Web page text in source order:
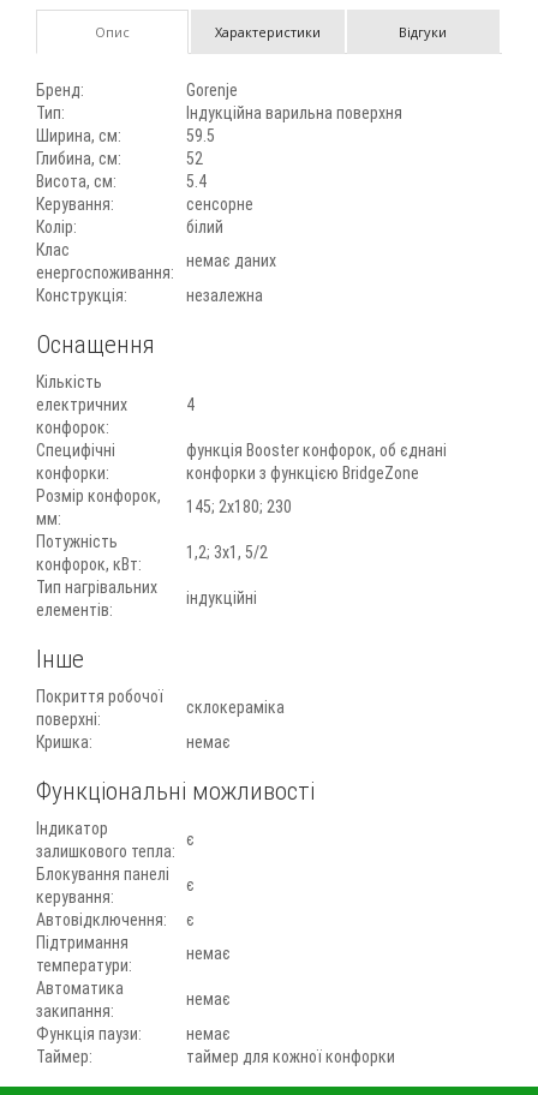
Опис Характеристики Відгуки
Бренд:
Gorenje
Тип:
Індукційна варильна поверхня
Ширина, см:
59.5
Глибина, см:
52
Висота, см:
5.4
Керування:
сенсорне
Колір:
білий
Клас
енергоспоживання:
немає даних
Конструкція:
незалежна
Оснащення
Кількість
електричних
конфорок:
4
Специфічні
конфорки:
функція Booster конфорок, об єднані
конфорки з функцією BridgeZone
Розмір конфорок,
мм:
145; 2х180; 230
Потужність
конфорок, кВт:
1,2; 3х1, 5/2
Тип нагрівальних
елементів:
індукційні
Інше
Покриття робочої
поверхні:
склокераміка
Кришка:
немає
Функціональні можливості
Індикатор
залишкового тепла:
є
Блокування панелі
керування:
є
Автовідключення:
є
Підтримання
температури:
немає
Автоматика
закипання:
немає
Функція паузи:
немає
Таймер:
таймер для кожної конфорки